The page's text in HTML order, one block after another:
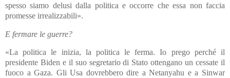
spesso siamo delusi dalla politica e occorre che essa non faccia
promesse irrealizzabili».
E fermare le guerre?
«La politica le inizia, la politica le ferma. Io prego perché il
presidente Biden e il suo segretario di Stato ottengano un cessate il
fuoco a Gaza. Gli Usa dovrebbero dire a Netanyahu e a Sinwar